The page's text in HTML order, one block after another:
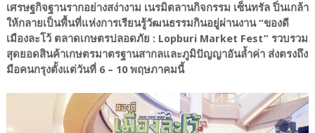
เศรษฐกิจฐานรากอย่างสง่างาม เนรมิตลานกิจกรรม เซ็นทรัล ปิ่นเกล้า
ให้กลายเป็นพื้นที่แห่งการเรียนรู้วัฒนธรรมกินอยู่ผ่านงาน “ของดี
เมืองละโว้ ตลาดเกษตรปลอดภัย : Lopburi Market Fest” รวบรวม
สุดยอดสินค้าเกษตรมาตรฐานสากลและภูมิปัญญาอันล้ำค่า ส่งตรงถึง
มือคนกรุงตั้งแต่วันที่ 6 – 10 พฤษภาคมนี้